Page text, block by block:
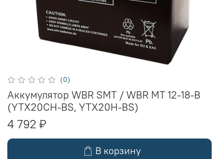
(0)
Аккумулятор WBR SMT / WBR MT 12-18-B
(YTX20CH-BS, YTX20H-BS)
4 792 ₽
В корзину